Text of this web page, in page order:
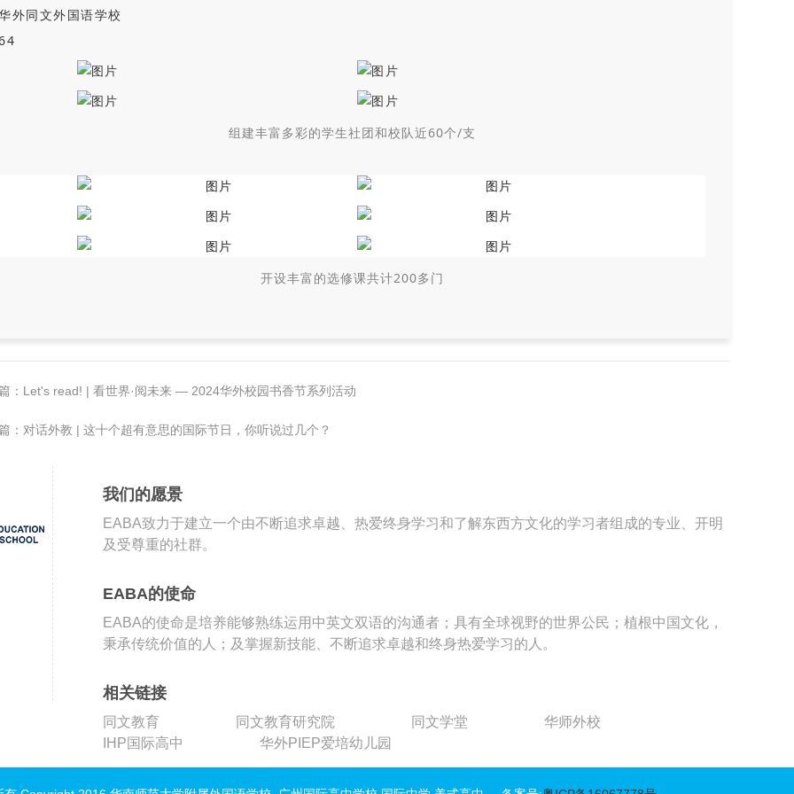
外同文外国语学校
组建丰富多彩的学生社团和校队近60个/支
开设丰富的选修课共计200多门
：Let's read! | 看世界·阅未来 — 2024华外校园书香节系列活动
：对话外教 | 这十个超有意思的国际节日，你听说过几个？
我们的愿景
EABA致力于建立一个由不断追求卓越、热爱终身学习和了解东西方文化的学习者组成的专业、开明
及受尊重的社群。
EABA的使命
EABA的使命是培养能够熟练运用中英文双语的沟通者；具有全球视野的世界公民；植根中国文化，
秉承传统价值的人；及掌握新技能、不断追求卓越和终身热爱学习的人。
相关链接
同文教育 同文教育研究院 同文学堂
华师外校
IHP国际高中
华外PIEP爱培幼儿园